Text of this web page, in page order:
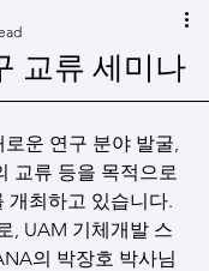
교류 세미나
운 연구 분야 발굴,
교류 등을 목적으로
개최하고 있습니다.
, UAM 기체개발 스
의 박장호 박사님